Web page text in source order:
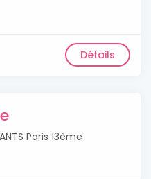
Détails
Paris 13ème